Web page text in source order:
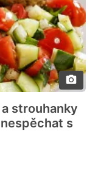
strouhanky
s